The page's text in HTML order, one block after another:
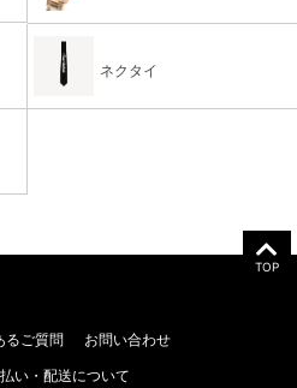
ネクタイ
TOP
るご質問
お問い合わせ
い・配送について